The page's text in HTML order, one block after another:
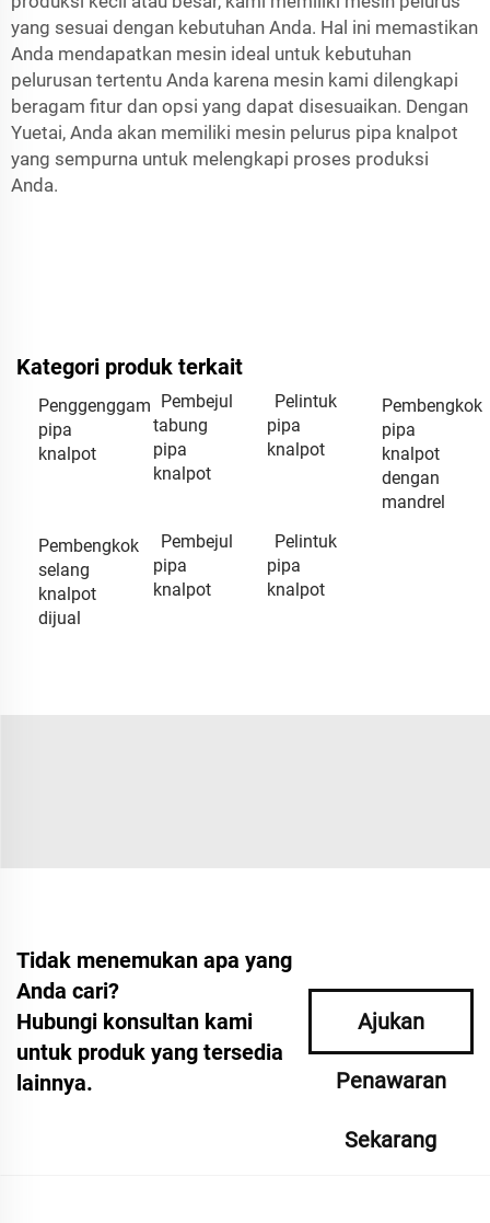
yang sesuai dengan kebutuhan Anda. Hal ini memastikan
Anda mendapatkan mesin ideal untuk kebutuhan
pelurusan tertentu Anda karena mesin kami dilengkapi
beragam fitur dan opsi yang dapat disesuaikan. Dengan
Yuetai, Anda akan memiliki mesin pelurus pipa knalpot
yang sempurna untuk melengkapi proses produksi
Anda.
Kategori produk terkait
Penggenggam
pipa
knalpot
Pembejul
tabung
pipa
knalpot
Pelintuk
pipa
knalpot
Pembengkok
pipa
knalpot
dengan
mandrel
Pembengkok
selang
knalpot
dijual
Pembejul
pipa
knalpot
Pelintuk
pipa
knalpot
Tidak menemukan apa yang
Anda cari?
Hubungi konsultan kami
untuk produk yang tersedia
lainnya.
Ajukan
Penawaran
Sekarang